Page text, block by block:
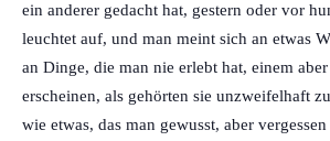
ein anderer gedacht hat, gestern oder vor
leuchtet auf, und man meint sich an etwas
an Dinge, die man nie erlebt hat, einem
erscheinen, als gehörten sie unzweifelhaft
wie etwas, das man gewusst, aber vergessen